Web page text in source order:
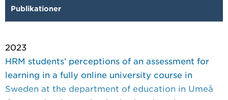
Publikationer
2023
HRM students’ perceptions of an assessment for
learning in a fully online university course in
Sweden at the department of education in Umeå